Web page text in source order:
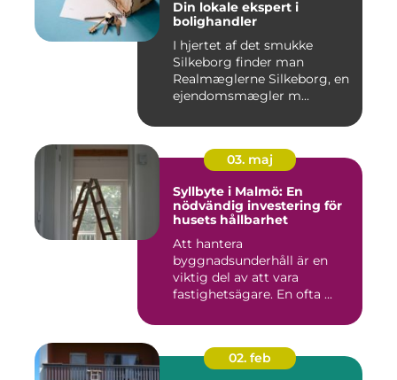
Din lokale ekspert i
bolighandler
I hjertet af det smukke
Silkeborg finder man
Realmæglerne Silkeborg, en
ejendomsmægler m...
03. maj
Syllbyte i Malmö: En
nödvändig investering för
husets hållbarhet
Att hantera
byggnadsunderhåll är en
viktig del av att vara
fastighetsägare. En ofta ...
02. feb